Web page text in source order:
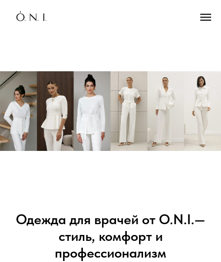
Одежда для врачей от O.N.I.—
стиль, комфорт и
профессионализм